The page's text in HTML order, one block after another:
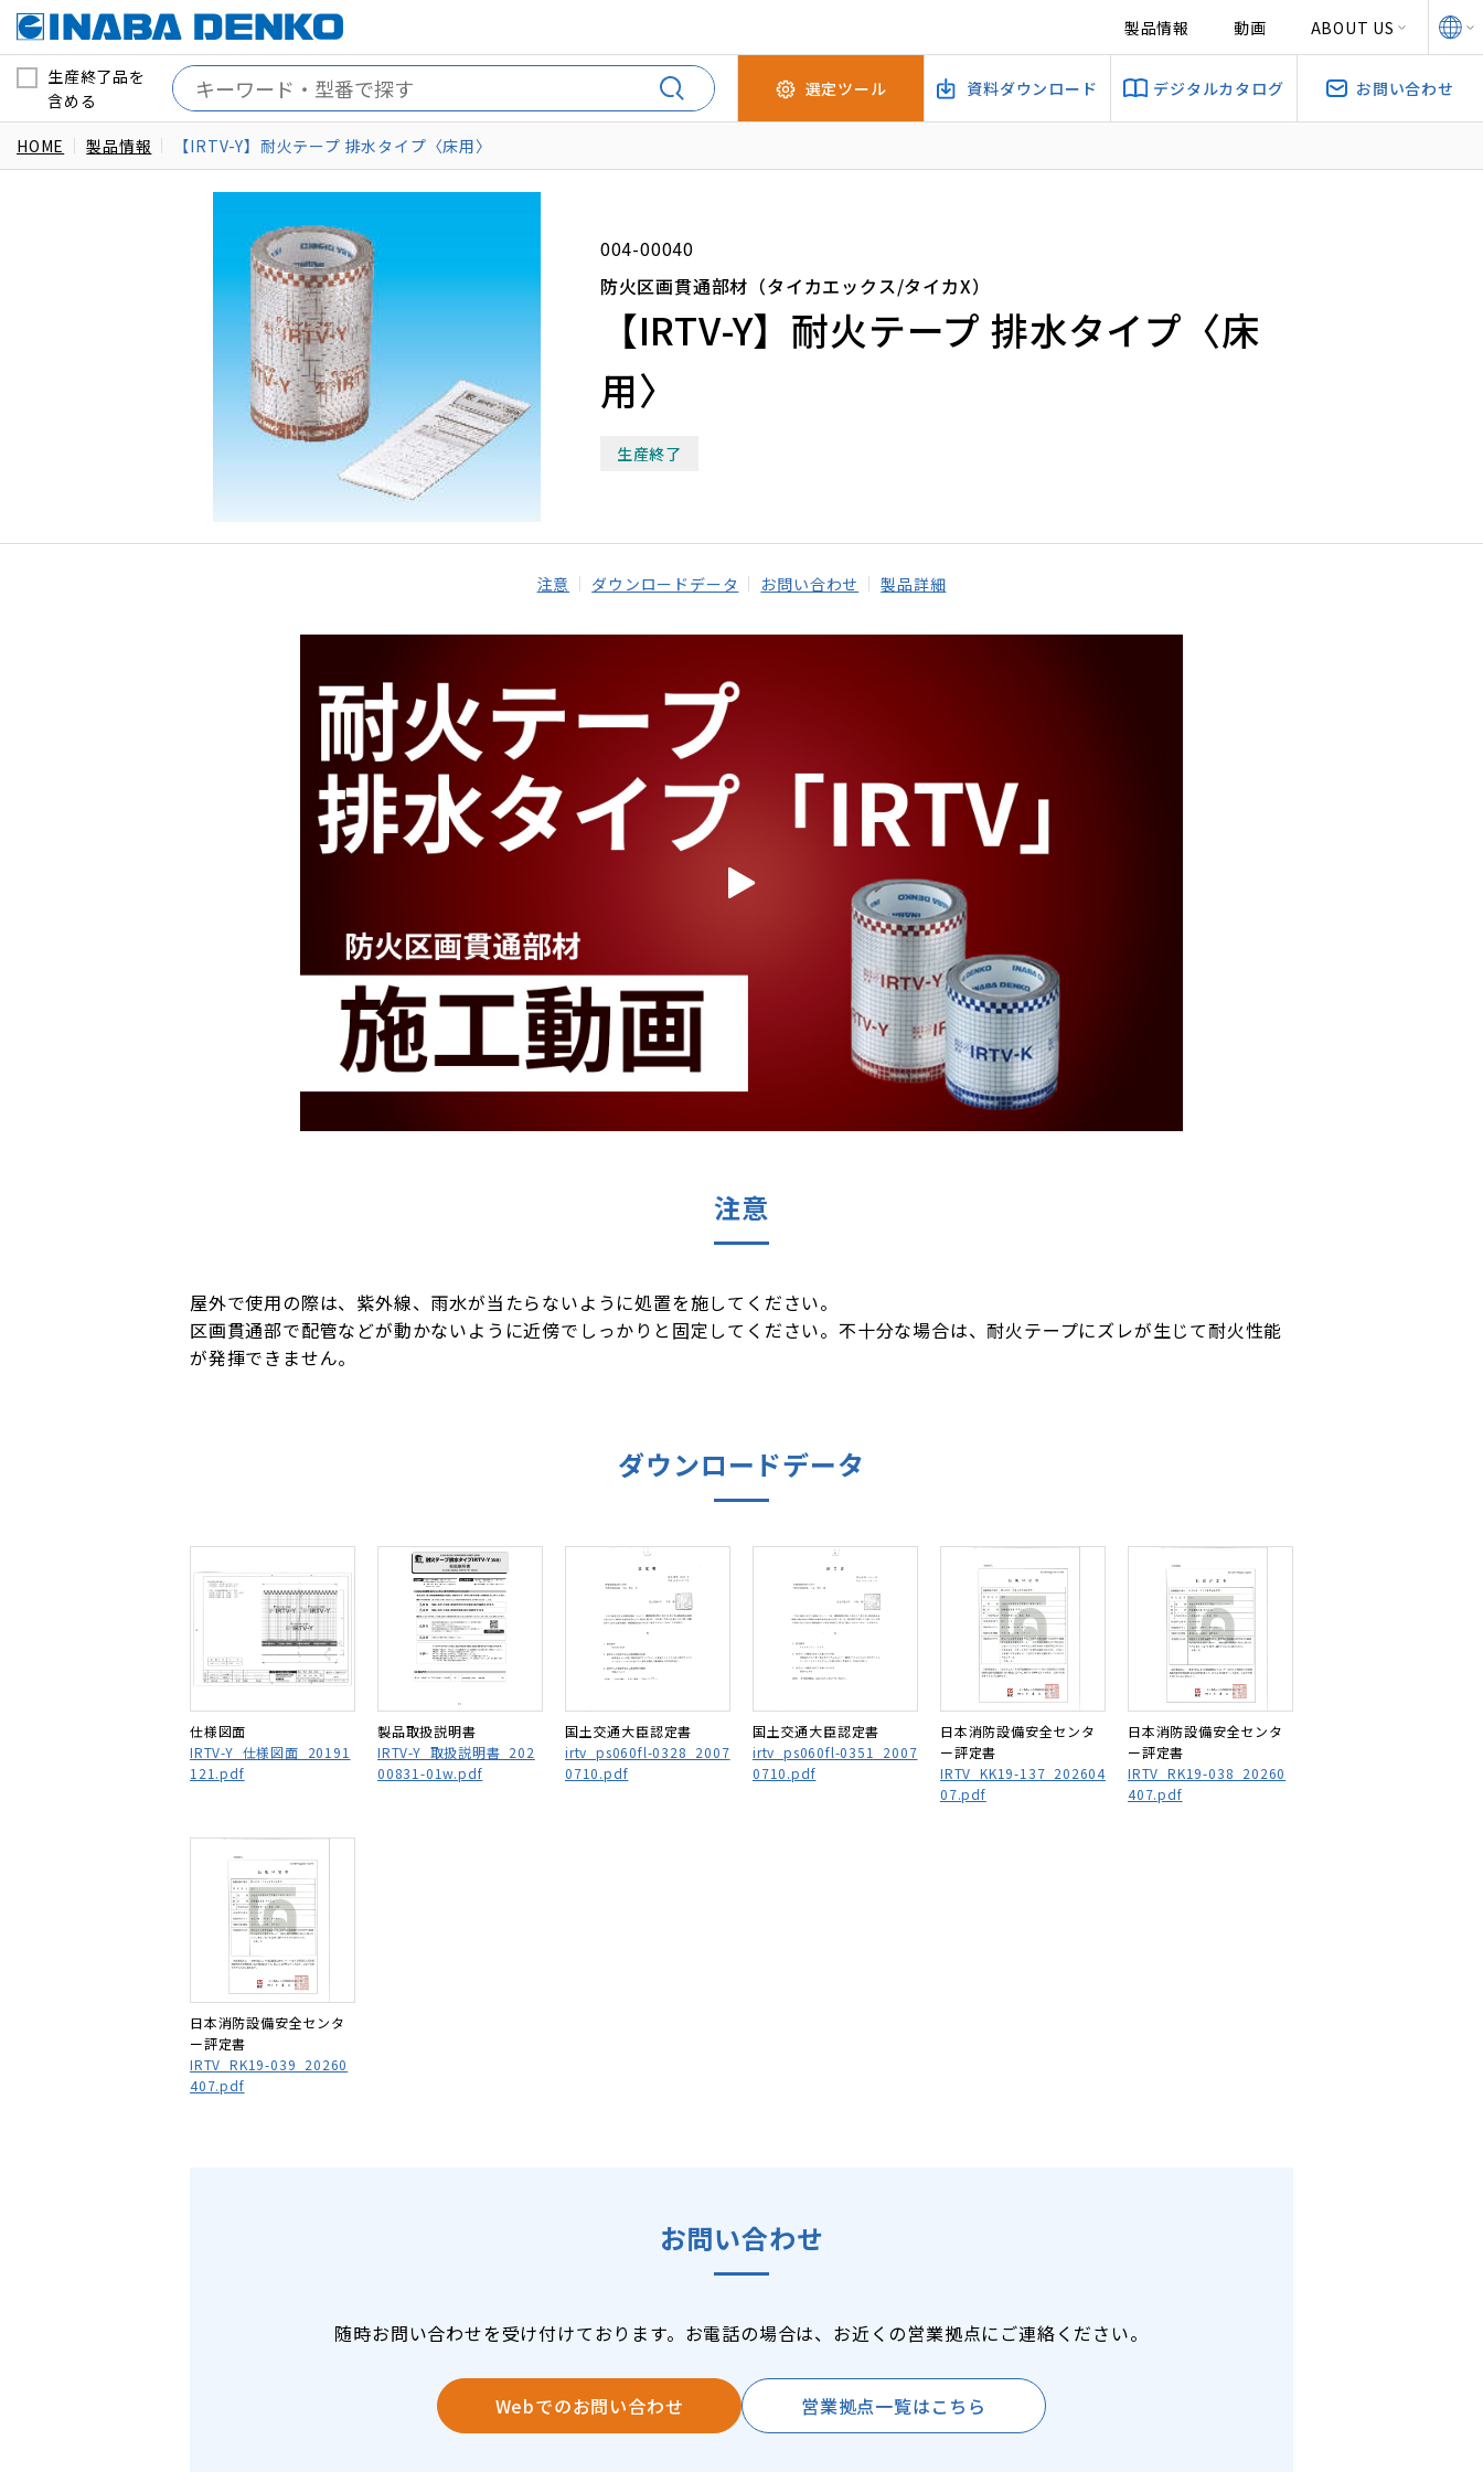
製品情報 動画 ABOUT US
生産終了品を
含める
選定ツール 資料ダウンロード デジタルカタログ お問い合わせ
HOME 製品情報 【IRTV-Y】耐火テープ 排水タイプ〈床用〉
004-00040
防火区画貫通部材（タイカエックス/タイカX）
【IRTV-Y】耐火テープ 排水タイプ〈床
用〉
生産終了
注意 ダウンロードデータ お問い合わせ 製品詳細
注意
屋外で使用の際は、紫外線、雨水が当たらないように処置を施してください。
区画貫通部で配管などが動かないように近傍でしっかりと固定してください。不十分な場合は、耐火テープにズレが生じて耐火性能
が発揮できません。
ダウンロードデータ
仕様図面
IRTV-Y_仕様図面_20191
121.pdf
製品取扱説明書
IRTV-Y_取扱説明書_202
00831-01w.pdf
国土交通大臣認定書
irtv_ps060fl-0328_2007
0710.pdf
国土交通大臣認定書
irtv_ps060fl-0351_2007
0710.pdf
日本消防設備安全センタ
ー評定書
IRTV_KK19-137_202604
07.pdf
日本消防設備安全センタ
ー評定書
IRTV_RK19-038_20260
407.pdf
日本消防設備安全センタ
ー評定書
IRTV_RK19-039_20260
407.pdf
お問い合わせ
随時お問い合わせを受け付けております。お電話の場合は、お近くの営業拠点にご連絡ください。
Webでのお問い合わせ 営業拠点一覧はこちら